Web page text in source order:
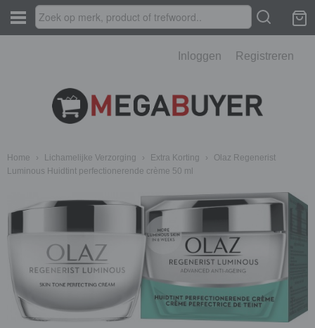
Inloggen Registreren
Home › Lichamelijke Verzorging › Extra Korting ›
Olaz Regenerist
Luminous Huidtint perfectionerende crème 50 ml